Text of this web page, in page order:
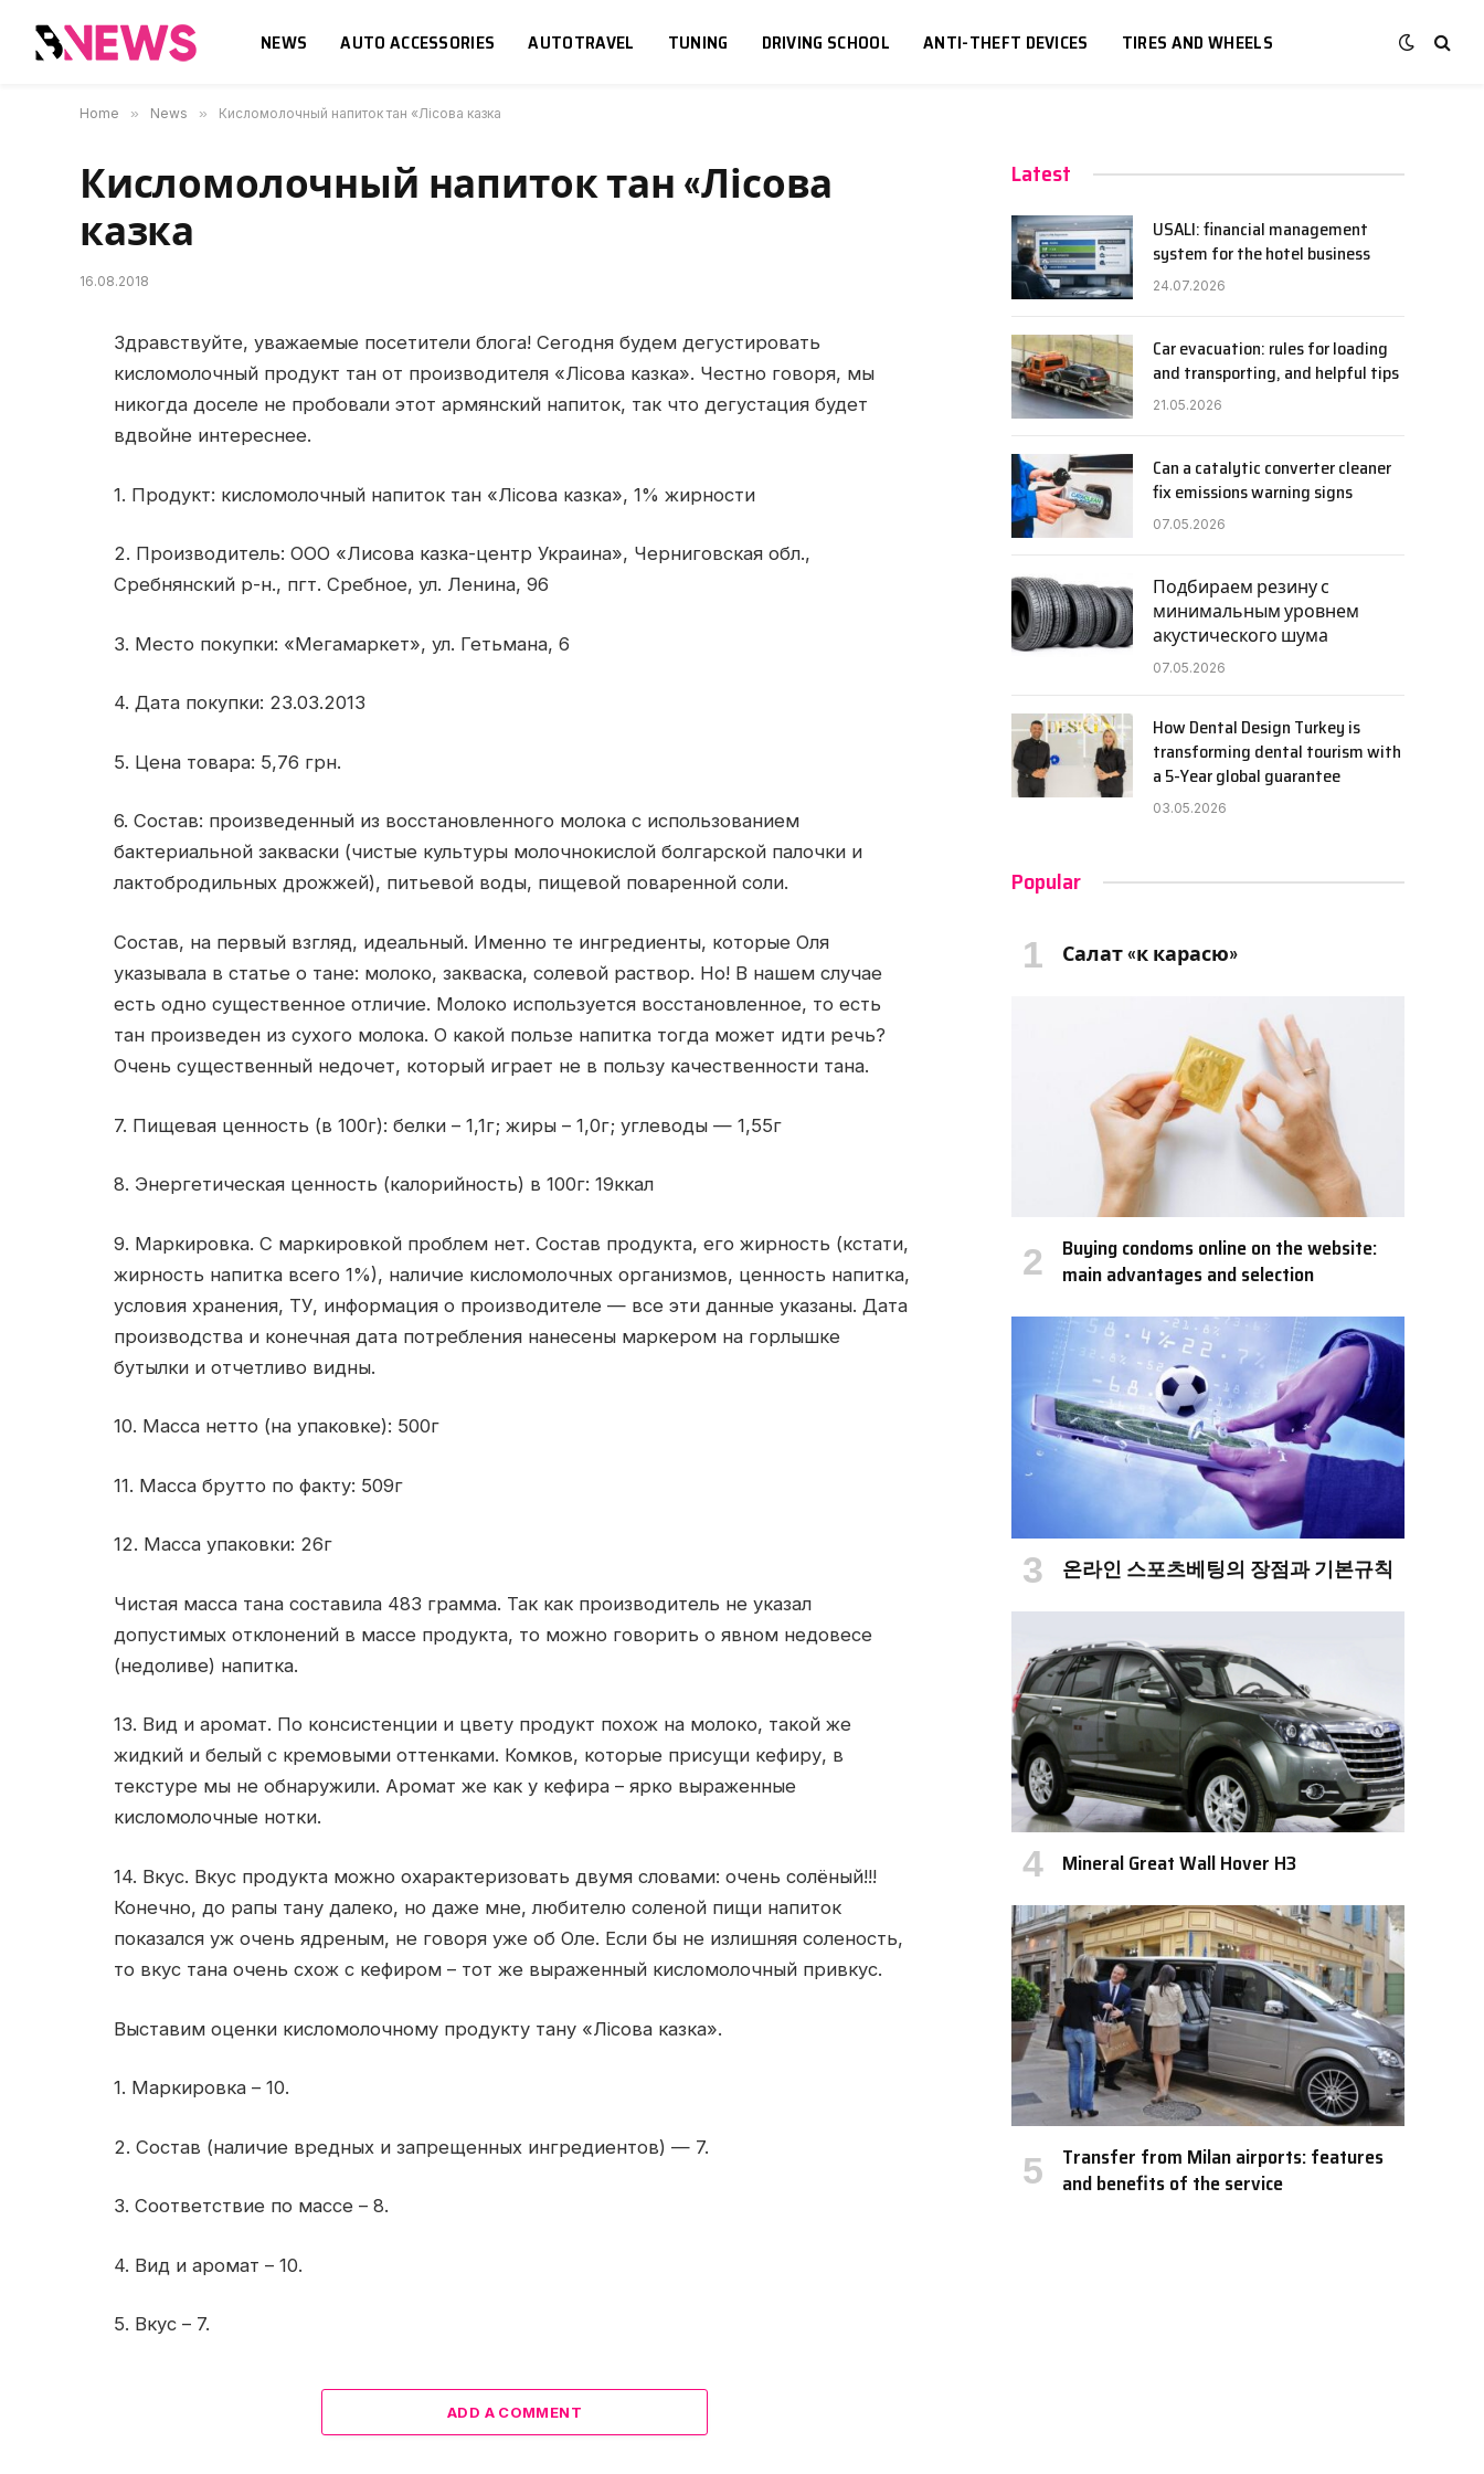
NEWS AUTO ACCESSORIES AUTOTRAVEL TUNING DRIVING SCHOOL ANTI-THEFT DEVICES TIRES AND WHEELS
Home » News » Кисломолочный напиток тан «Лісова казка
Кисломолочный напиток тан «Лісова
казка
16.08.2018
Здравствуйте, уважаемые посетители блога! Сегодня будем дегустировать
кисломолочный продукт тан от производителя «Лісова казка». Честно говоря, мы
никогда доселе не пробовали этот армянский напиток, так что дегустация будет
вдвойне интереснее.
1. Продукт: кисломолочный напиток тан «Лісова казка», 1% жирности
2. Производитель: ООО «Лисова казка-центр Украина», Черниговская обл.,
Сребнянский р-н., пгт. Сребное, ул. Ленина, 96
3. Место покупки: «Мегамаркет», ул. Гетьмана, 6
4. Дата покупки: 23.03.2013
5. Цена товара: 5,76 грн.
6. Состав: произведенный из восстановленного молока с использованием
бактериальной закваски (чистые культуры молочнокислой болгарской палочки и
лактобродильных дрожжей), питьевой воды, пищевой поваренной соли.
Состав, на первый взгляд, идеальный. Именно те ингредиенты, которые Оля
указывала в статье о тане: молоко, закваска, солевой раствор. Но! В нашем случае
есть одно существенное отличие. Молоко используется восстановленное, то есть
тан произведен из сухого молока. О какой пользе напитка тогда может идти речь?
Очень существенный недочет, который играет не в пользу качественности тана.
7. Пищевая ценность (в 100г): белки – 1,1г; жиры – 1,0г; углеводы — 1,55г
8. Энергетическая ценность (калорийность) в 100г: 19ккал
9. Маркировка. С маркировкой проблем нет. Состав продукта, его жирность (кстати,
жирность напитка всего 1%), наличие кисломолочных организмов, ценность напитка,
условия хранения, ТУ, информация о производителе — все эти данные указаны. Дата
производства и конечная дата потребления нанесены маркером на горлышке
бутылки и отчетливо видны.
10. Масса нетто (на упаковке): 500г
11. Масса брутто по факту: 509г
12. Масса упаковки: 26г
Чистая масса тана составила 483 грамма. Так как производитель не указал
допустимых отклонений в массе продукта, то можно говорить о явном недовесе
(недоливе) напитка.
13. Вид и аромат. По консистенции и цвету продукт похож на молоко, такой же
жидкий и белый с кремовыми оттенками. Комков, которые присущи кефиру, в
текстуре мы не обнаружили. Аромат же как у кефира – ярко выраженные
кисломолочные нотки.
14. Вкус. Вкус продукта можно охарактеризовать двумя словами: очень солёный!!!
Конечно, до рапы тану далеко, но даже мне, любителю соленой пищи напиток
показался уж очень ядреным, не говоря уже об Оле. Если бы не излишняя соленость,
то вкус тана очень схож с кефиром – тот же выраженный кисломолочный привкус.
Выставим оценки кисломолочному продукту тану «Лісова казка».
1. Маркировка – 10.
2. Состав (наличие вредных и запрещенных ингредиентов) — 7.
3. Соответствие по массе – 8.
4. Вид и аромат – 10.
5. Вкус – 7.
ADD A COMMENT
Latest
USALI: financial management
system for the hotel business
24.07.2026
Car evacuation: rules for loading
and transporting, and helpful tips
21.05.2026
Can a catalytic converter cleaner
fix emissions warning signs
07.05.2026
Подбираем резину с
минимальным уровнем
акустического шума
07.05.2026
How Dental Design Turkey is
transforming dental tourism with
a 5-Year global guarantee
03.05.2026
Popular
Салат «к карасю»
Buying condoms online on the website:
main advantages and selection
온라인 스포츠베팅의 장점과 기본규칙
Mineral Great Wall Hover H3
Transfer from Milan airports: features
and benefits of the service